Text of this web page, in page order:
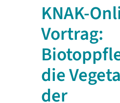
KNAK-
Vortrag:
die
der